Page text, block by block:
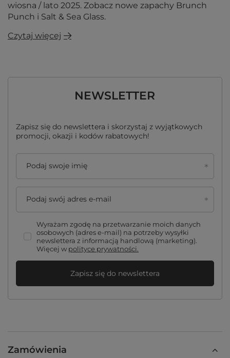
wiosna / lato 2025. Zobacz nowe zapachy Brunch
Punch i Salt & Sea Glass.
Czytaj więcej
NEWSLETTER
Zapisz się do newslettera i skorzystaj z wyjątkowych
promocji, okazji i kodów rabatowych!
Podaj swoje imię
Podaj swój adres e-mail
Wyrażam zgodę na przetwarzanie moich danych
osobowych (adres e-mail) na potrzeby wysyłki
newslettera z informacją handlową (marketing).
Więcej w polityce prywatności.
Zapisz się do newslettera
Zamówienia